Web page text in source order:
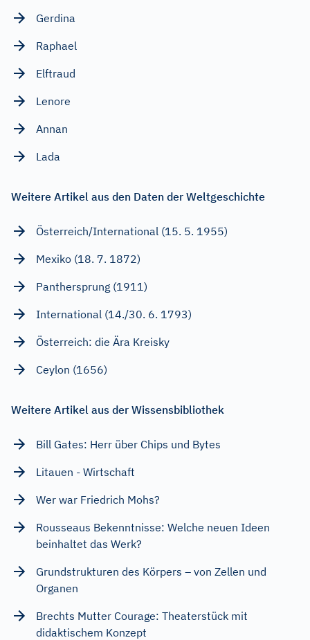
Gerdina
Raphael
Elftraud
Lenore
Annan
Lada
Weitere Artikel aus den Daten der Weltgeschichte
Österreich/International (15. 5. 1955)
Mexiko (18. 7. 1872)
Panthersprung (1911)
International (14./30. 6. 1793)
Österreich: die Ära Kreisky
Ceylon (1656)
Weitere Artikel aus der Wissensbibliothek
Bill Gates: Herr über Chips und Bytes
Litauen - Wirtschaft
Wer war Friedrich Mohs?
Rousseaus Bekenntnisse: Welche neuen Ideen
beinhaltet das Werk?
Grundstrukturen des Körpers – von Zellen und
Organen
Brechts Mutter Courage: Theaterstück mit
didaktischem Konzept